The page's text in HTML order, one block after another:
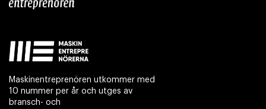
Maskinentreprenören utkommer med
10 nummer per år och utges av
bransch- och